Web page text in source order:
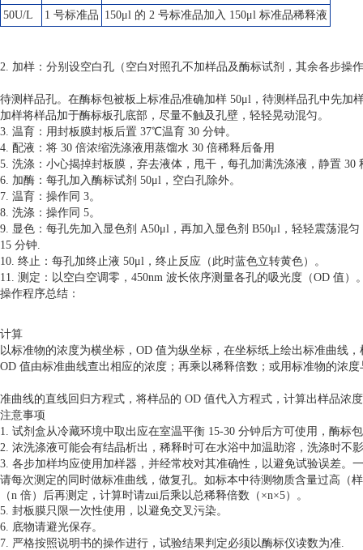
50U/L
1 号标准品 150μl 的 2 号标准品加入 150μl 标准品稀释液
2. 加样：分别设空白孔（空白对照孔不加样品及酶标试剂，其余各步操
待测样品孔。在酶标包被板上标准品准确加样 50μl，待测样品孔中先加
加样将样品加于酶标板孔底部，尽量不触及孔壁，轻轻晃动混匀。
3. 温育：用封板膜封板后置 37℃温育 30 分钟。
4. 配液：将 30 倍浓缩洗涤液用蒸馏水 30 倍稀释后备用
5. 洗涤：小心揭掉封板膜，弃去液体，甩干，每孔加满洗涤液，静置 30
6. 加酶：每孔加入酶标试剂 50μl，空白孔除外。
7. 温育：操作同 3。
8. 洗涤：操作同 5。
9. 显色：每孔先加入显色剂 A50μl，再加入显色剂 B50μl，轻轻震荡混
15 分钟.
10. 终止：每孔加终止液 50μl，终止反应（此时蓝色立转黄色）。
11. 测定：以空白空调零，450nm 波长依序测量各孔的吸光度（OD 值
操作程序总结：
计算
以标准物的浓度为横坐标，OD 值为纵坐标，在坐标纸上绘出标准曲线
OD 值由标准曲线查出相应的浓度；再乘以稀释倍数；或用标准物的浓
准曲线的直线回归方程式，将样品的 OD 值代入方程式，计算出样品浓
注意事项
1. 试剂盒从冷藏环境中取出应在室温平衡 15-30 分钟后方可使用，酶标
2. 浓洗涤液可能会有结晶析出，稀释时可在水浴中加温助溶，洗涤时不
3. 各步加样均应使用加样器，并经常校对其准确性，以避免试验误差。
请每次测定的同时做标准曲线，做复孔。如标本中待测物质含量过高（
（n 倍）后再测定，计算时请zui后乘以总稀释倍数（×n×5）。
5. 封板膜只限一次性使用，以避免交叉污染。
6. 底物请避光保存。
7. 严格按照说明书的操作进行，试验结果判定必须以酶标仪读数为准.